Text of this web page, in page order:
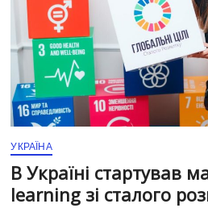
УКРАЇНА
В Україні стартував
learning зі сталого